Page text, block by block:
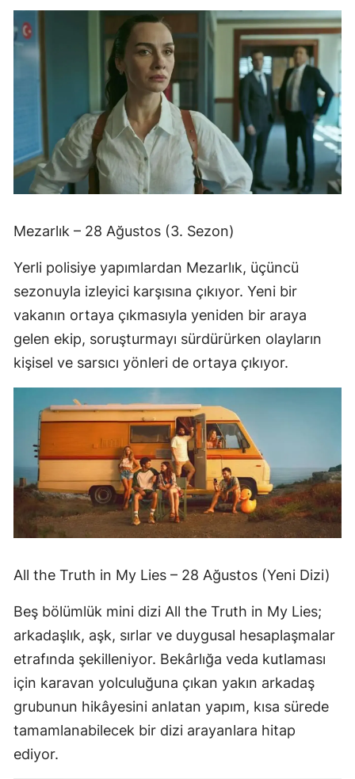
Mezarlık – 28 Ağustos (3. Sezon)
Yerli polisiye yapımlardan Mezarlık, üçüncü
sezonuyla izleyici karşısına çıkıyor. Yeni bir
vakanın ortaya çıkmasıyla yeniden bir araya
gelen ekip, soruşturmayı sürdürürken olayların
kişisel ve sarsıcı yönleri de ortaya çıkıyor.
All the Truth in My Lies – 28 Ağustos (Yeni Dizi)
Beş bölümlük mini dizi All the Truth in My Lies;
arkadaşlık, aşk, sırlar ve duygusal hesaplaşmalar
etrafında şekilleniyor. Bekârlığa veda kutlaması
için karavan yolculuğuna çıkan yakın arkadaş
grubunun hikâyesini anlatan yapım, kısa sürede
tamamlanabilecek bir dizi arayanlara hitap
ediyor.